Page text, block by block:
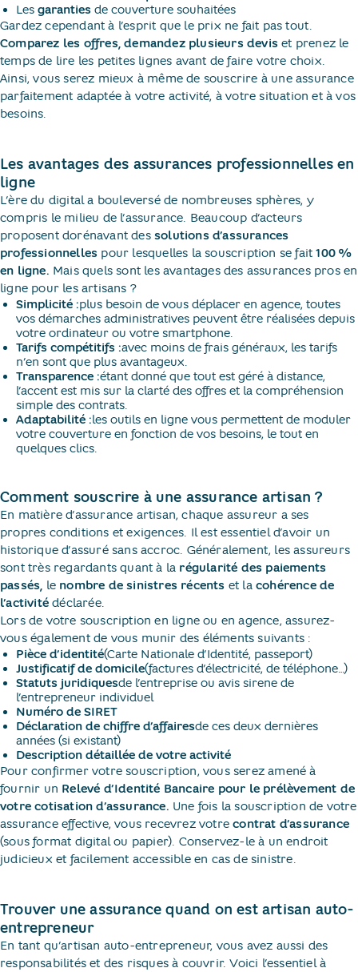
Les garanties de couverture souhaitées
Gardez cependant à l’esprit que le prix ne fait pas tout.
Comparez les offres, demandez plusieurs devis et prenez le
temps de lire les petites lignes avant de faire votre choix.
Ainsi, vous serez mieux à même de souscrire à une assurance
parfaitement adaptée à votre activité, à votre situation et à vos
besoins.
Les avantages des assurances professionnelles en
ligne
L’ère du digital a bouleversé de nombreuses sphères, y
compris le milieu de l’assurance. Beaucoup d’acteurs
proposent dorénavant des solutions d’assurances
professionnelles pour lesquelles la souscription se fait100 %
en ligne. Mais quels sont les avantages des assurances pros en
ligne pour les artisans ?
Simplicité :plus besoin de vous déplacer en agence, toutes
vos démarches administratives peuvent être réalisées depuis
votre ordinateur ou votre smartphone.
Tarifs compétitifs :avec moins de frais généraux, les tarifs
n’en sont que plus avantageux.
Transparence :étant donné que tout est géré à distance,
l’accent est mis sur la clarté des offres et la compréhension
simple des contrats.
Adaptabilité :les outils en ligne vous permettent de moduler
votre couverture en fonction de vos besoins, le tout en
quelques clics.
Comment souscrire à une assurance artisan ?
En matière d’assurance artisan, chaque assureur a ses
propres conditions et exigences. Il est essentiel d’avoir un
historique d’assuré sans accroc. Généralement, les assureurs
sont très regardants quant à la régularité des paiements
passés, le nombre de sinistres récents et lacohérence de
l’activité déclarée.
Lors de votre souscription en ligne ou en agence, assurez-
vous également de vous munir des éléments suivants :
Pièce d’identité(Carte Nationale d’Identité, passeport)
Justificatif de domicile(factures d’électricité, de téléphone…)
Statuts juridiquesde l’entreprise ou avis sirene de
l’entrepreneur individuel
Numéro de SIRET
Déclaration de chiffre d’affairesde ces deux dernières
années (si existant)
Description détaillée de votre activité
Pour confirmer votre souscription, vous serez amené à
fournir un Relevé d’Identité Bancaire pour le prélèvement de
votre cotisation d’assurance. Une fois la souscription de votre
assurance effective, vous recevrez votrecontrat d’assurance
(sous format digital ou papier). Conservez-le à un endroit
judicieux et facilement accessible en cas de sinistre.
Trouver une assurance quand on est artisan auto-
entrepreneur
En tant qu’artisan auto-entrepreneur, vous avez aussi des
responsabilités et des risques à couvrir. Voici l’essentiel à